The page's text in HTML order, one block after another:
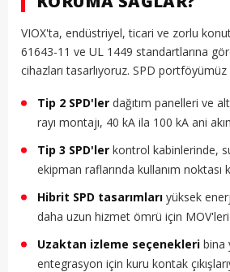
VIOX'ta, endüstriyel, ticari ve zorlu
61643-11 ve UL 1449 standartlarına
cihazları tasarlıyoruz. SPD portföyümüz
Tip 2 SPD'ler dağıtım panelleri ve
rayı montajı, 40 kA ila 100 kA ani
Tip 3 SPD'ler kontrol kabinlerinde,
ekipman raflarında kullanım noktası
Hibrit SPD tasarımları yüksek
daha uzun hizmet ömrü için
Uzaktan izleme seçenekleri bina
entegrasyon için kuru kontak